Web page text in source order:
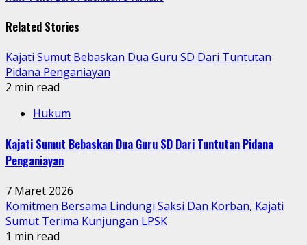
Related Stories
Kajati Sumut Bebaskan Dua Guru SD Dari Tuntutan
Pidana Penganiayan
2 min read
Hukum
Kajati Sumut Bebaskan Dua Guru SD Dari Tuntutan Pidana
Penganiayan
7 Maret 2026
Komitmen Bersama Lindungi Saksi Dan Korban, Kajati
Sumut Terima Kunjungan LPSK
1 min read